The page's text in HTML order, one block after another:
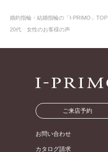
婚約指輪・結婚指輪の「I-PRIMO」TOP
20代 女性のお客様の声
ご来店予約
お問い合わせ
カタログ請求